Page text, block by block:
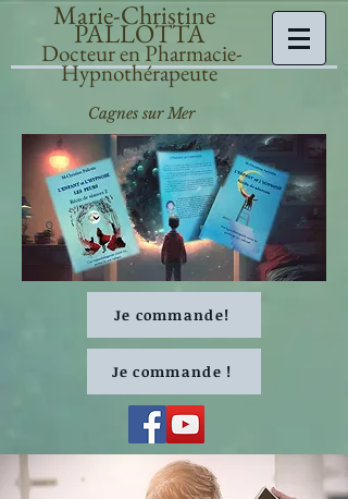
Marie-Christine
PALLOTTA
Docteur en Pharmacie-
Hypnothérapeute
Cagnes sur Mer
Je commande!
Je commande !